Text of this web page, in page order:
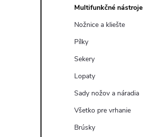
Multifunkčné nástroje
Nožnice a kliešte
Pílky
Sekery
Lopaty
Sady nožov a náradia
Všetko pre vrhanie
Brúsky